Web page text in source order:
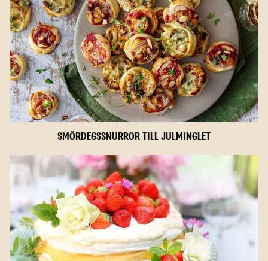
Smördegssnurror till julminglet